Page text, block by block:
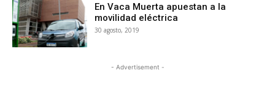
En Vaca Muerta apuestan a la
movilidad eléctrica
30 agosto, 2019
- Advertisement -